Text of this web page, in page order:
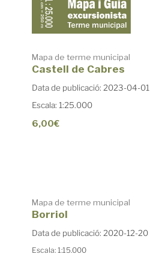
Mapa de terme municipal
Castell de Cabres
Data de publicació: 2023-04-01
Escala: 1:25.000
6,00€
Mapa de terme municipal
Borriol
Data de publicació: 2020-12-20
Escala: 1:15.000